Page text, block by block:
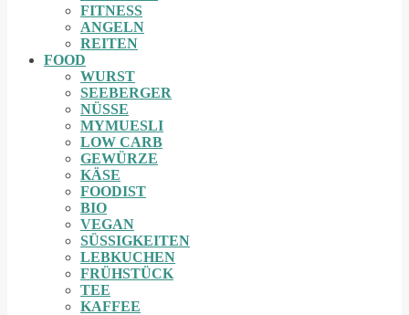
FITNESS
ANGELN
REITEN
FOOD
WURST
SEEBERGER
NÜSSE
MYMUESLI
LOW CARB
GEWÜRZE
KÄSE
FOODIST
BIO
VEGAN
SÜSSIGKEITEN
LEBKUCHEN
FRÜHSTÜCK
TEE
KAFFEE